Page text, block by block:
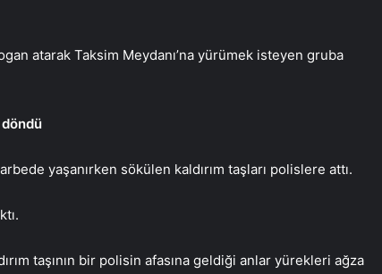
atarak Taksim Meydanı’na yürümek isteyen gruba
yaşanırken sökülen kaldırım taşları polislere attı.
taşının bir polisin afasına geldiği anlar yürekleri ağza